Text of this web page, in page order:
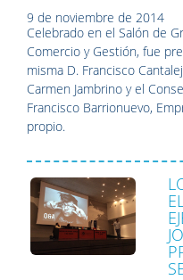
9 de noviembre de 2014
Celebrado en el Salón de
Comercio y Gestión, fue
misma D. Francisco
Carmen Jambrino y el
Francisco Barrionuevo,
propio.